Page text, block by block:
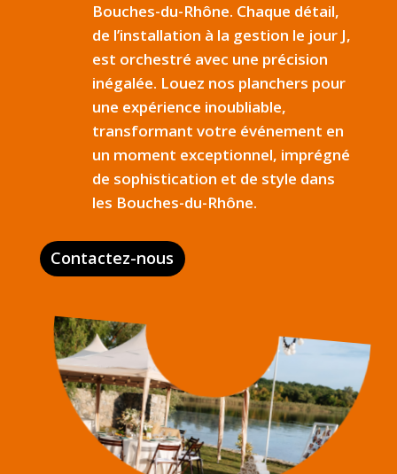
Bouches-du-Rhône. Chaque détail,
de l’installation à la gestion le jour J,
est orchestré avec une précision
inégalée. Louez nos planchers pour
une expérience inoubliable,
transformant votre événement en
un moment exceptionnel, imprégné
de sophistication et de style dans
les Bouches-du-Rhône.
Contactez-nous